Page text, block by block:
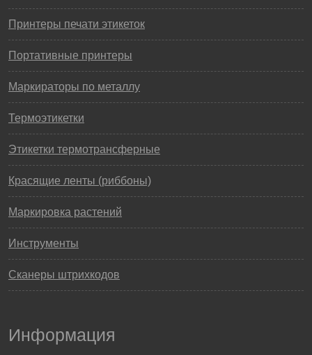
Принтеры печати этикеток
Портативные принтеры
Маркираторы по металлу
Термоэтикетки
Этикетки термотрансферные
Красящие ленты (риббоны)
Маркировка растений
Инструменты
Сканеры штрихкодов
Информация